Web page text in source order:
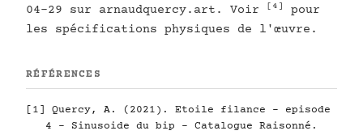
04-29 sur arnaudquercy.art. Voir
[4]
pour
les spécifications physiques de l'œuvre.
RÉFÉRENCES
[1]
Quercy, A. (2021). Etoile filance - episode
4 - Sinusoide du bip - Catalogue Raisonné.